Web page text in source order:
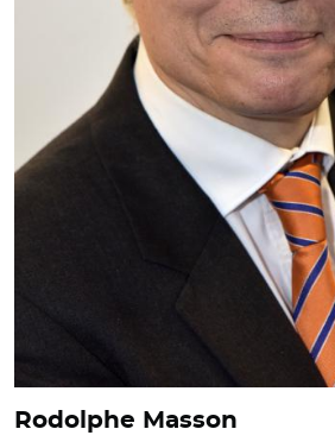
Rodolphe Masson